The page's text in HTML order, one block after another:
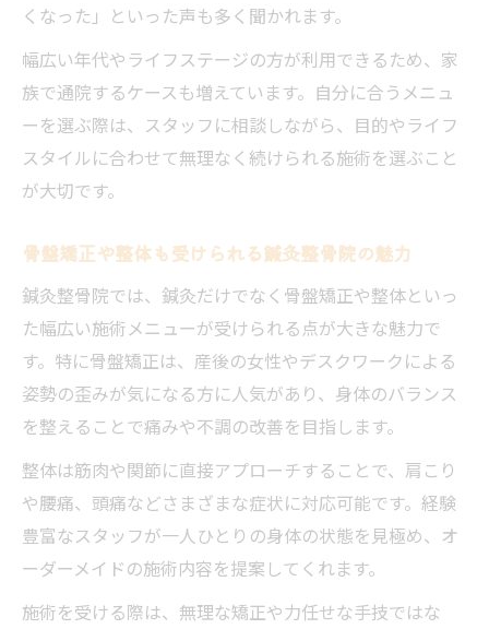
くなった」といった声も多く聞かれます。
幅広い年代やライフステージの方が利用できるため、家
族で通院するケースも増えています。自分に合うメニュ
ーを選ぶ際は、スタッフに相談しながら、目的やライフ
スタイルに合わせて無理なく続けられる施術を選ぶこと
が大切です。
骨盤矯正や整体も受けられる鍼灸整骨院の魅力
鍼灸整骨院では、鍼灸だけでなく骨盤矯正や整体といっ
た幅広い施術メニューが受けられる点が大きな魅力で
す。特に骨盤矯正は、産後の女性やデスクワークによる
姿勢の歪みが気になる方に人気があり、身体のバランス
を整えることで痛みや不調の改善を目指します。
整体は筋肉や関節に直接アプローチすることで、肩こり
や腰痛、頭痛などさまざまな症状に対応可能です。経験
豊富なスタッフが一人ひとりの身体の状態を見極め、オ
ーダーメイドの施術内容を提案してくれます。
施術を受ける際は、無理な矯正や力任せな手技ではな